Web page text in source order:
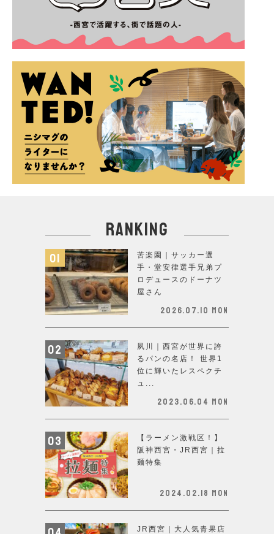
ranking
苦楽園｜サッカー選
手・堂安律選手兄弟プ
ロデュースのドーナツ
屋さん
2026.07.10 Mon
夙川｜西宮が世界に誇
るパンの名店！ 世界1
位に輝いたレスペクチ
ュ...
2023.06.04 Mon
【ラーメン激戦区！】
阪神西宮・JR西宮｜拉
麺特集
2024.02.18 Mon
JR西宮｜大人気青果店